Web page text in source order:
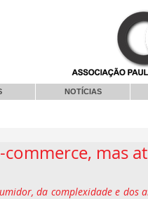
NOTÍCIAS
commerce, mas
da complexidade e dos